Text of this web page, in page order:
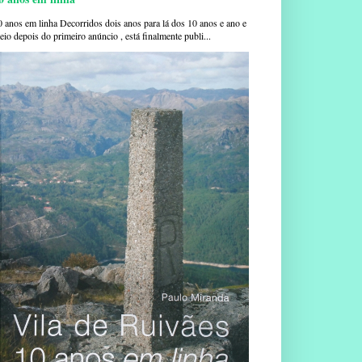
anos em linha Decorridos dois anos para lá dos 10 anos e ano e
depois do primeiro anúncio , está finalmente publi...